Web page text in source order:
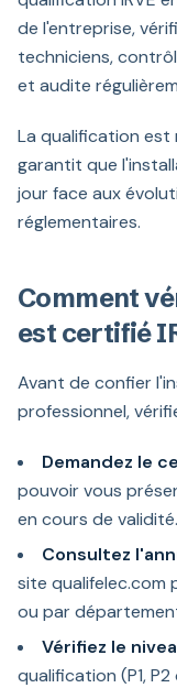
de l'entreprise,
techniciens,
et audite
La qualification est
garantit que
jour face aux
réglementaires.
Comment
est certifié
Avant de confier
professionnel,
Demandez le
pouvoir vous
en cours de validité.
Consultez
site qualifelec.com
ou par
Vérifiez le
qualification (P1,